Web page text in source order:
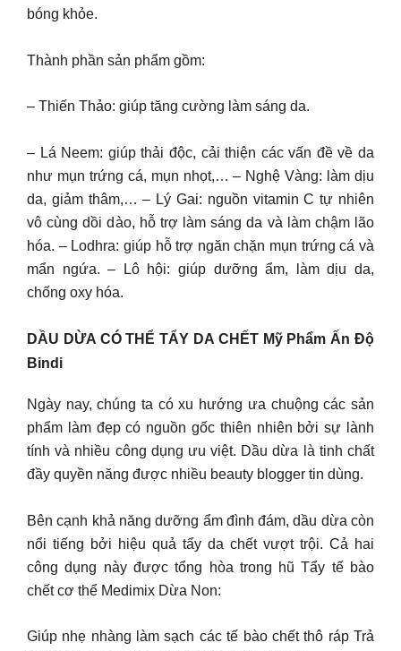
bóng khỏe.
Thành phần sản phẩm gồm:
– Thiến Thảo: giúp tăng cường làm sáng da.
– Lá Neem: giúp thải độc, cải thiện các vấn đề về da
như mụn trứng cá, mụn nhọt,… – Nghệ Vàng: làm dịu
da, giảm thâm,… – Lý Gai: nguồn vitamin C tự nhiên
vô cùng dồi dào, hỗ trợ làm sáng da và làm chậm lão
hóa. – Lodhra: giúp hỗ trợ ngăn chặn mụn trứng cá và
mẩn ngứa. – Lô hội: giúp dưỡng ẩm, làm dịu da,
chống oxy hóa.
DẦU DỪA CÓ THỂ TẨY DA CHẾT Mỹ Phẩm Ấn Độ
Bindi
Ngày nay, chúng ta có xu hướng ưa chuộng các sản
phẩm làm đẹp có nguồn gốc thiên nhiên bởi sự lành
tính và nhiều công dụng ưu việt. Dầu dừa là tinh chất
đầy quyền năng được nhiều beauty blogger tin dùng.
Bên cạnh khả năng dưỡng ẩm đình đám, dầu dừa còn
nổi tiếng bởi hiệu quả tẩy da chết vượt trội. Cả hai
công dụng này được tổng hòa trong hũ Tẩy tế bào
chết cơ thể Medimix Dừa Non:
Giúp nhẹ nhàng làm sạch các tế bào chết thô ráp Trả